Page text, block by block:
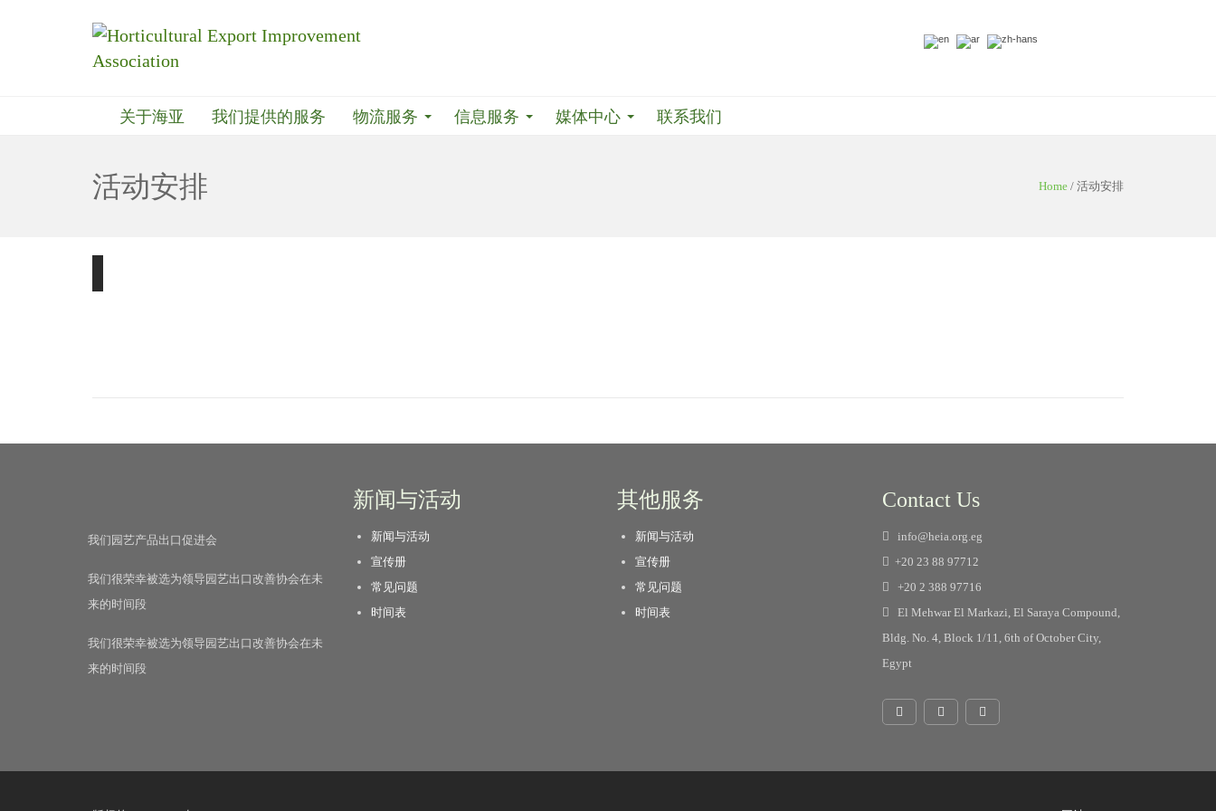
关于海亚 我们提供的服务 物流服务 信息服务 媒体中心 联系我们
活动安排 Home / 活动安排
我们园艺产品出口促进会
我们很荣幸被选为领导园艺出口改善协会在未
来的时间段
我们很荣幸被选为领导园艺出口改善协会在未
来的时间段
新闻与活动
新闻与活动
宣传册
常见问题
时间表
其他服务
新闻与活动
宣传册
常见问题
时间表
Contact Us
info@heia.org.eg
+20 23 88 97712
+20 2 388 97716
El Mehwar El Markazi, El Saraya Compound,
Bldg. No. 4, Block 1/11, 6th of October City,
Egypt